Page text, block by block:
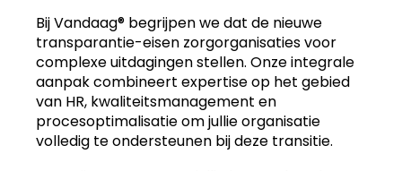
Bij Vandaag® begrijpen we dat de nieuwe
transparantie-eisen zorgorganisaties voor
complexe uitdagingen stellen. Onze integrale
aanpak combineert expertise op het gebied
van HR, kwaliteitsmanagement en
procesoptimalisatie om jullie organisatie
volledig te ondersteunen bij deze transitie.